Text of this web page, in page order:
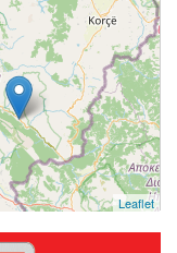
Leaflet